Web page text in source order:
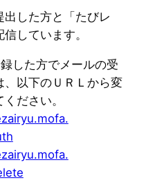
出した方と「たびレ
信しています。
した方でメールの受
以下のＵＲＬから変
ださい。